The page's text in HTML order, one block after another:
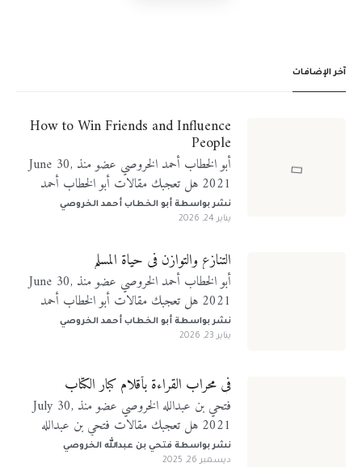
آخر الإضافات
How to Win Friends and Influence
People
أبو الخطاب أحمد الخروصي عضو منذ June 30,
2021 هل تعجبك مقالات أبو الخطاب أحمد
الخروصي؟ تابعني على منصات التواصل الإجتماعي
نشر بواسطةأبو الخطاب أحمد الخروصي
يناير 24, 2026
التنازع والتوازن في حياة المسلم
أبو الخطاب أحمد الخروصي عضو منذ June 30,
2021 هل تعجبك مقالات أبو الخطاب أحمد
الخروصي؟ تابعني على منصات التواصل الإجتماعي
نشر بواسطةأبو الخطاب أحمد الخروصي
يناير 23, 2026
في محراب القراءة بأقلام كبار الكتّاب
فتحي بن عبدالله الخروصي عضو منذ July 30,
2021 هل تعجبك مقالات فتحي بن عبدالله
الخروصي؟ تابعني على منصات التواصل الإجتماعي
نشر بواسطةفتحي بن عبدالله الخروصي
ديسمبر 26, 2025